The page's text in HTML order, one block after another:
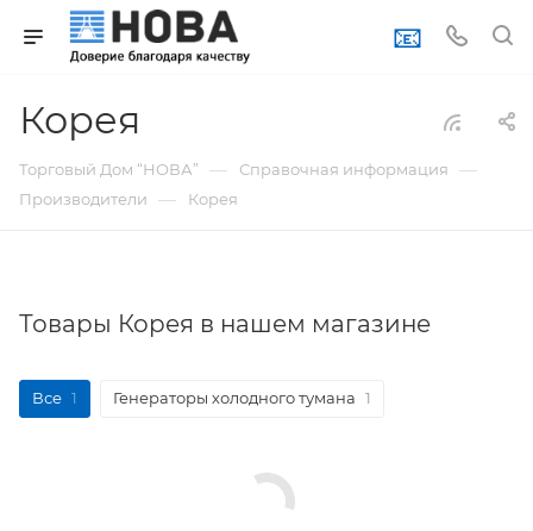
📧
Корея
Торговый Дом “НОВА” — Справочная информация —
Производители — Корея
Товары Корея в нашем магазине
Все 1 Генераторы холодного тумана 1